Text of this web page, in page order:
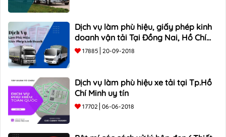
Dịch vụ làm phù hiệu, giấy phép kinh
doanh vận tải Tại Đồng Nai, Hồ Chí
Minh
17885 20-09-2018
Dịch vụ làm phù hiệu xe tải tại Tp.Hồ
Chí Minh uy tín
17702 06-06-2018